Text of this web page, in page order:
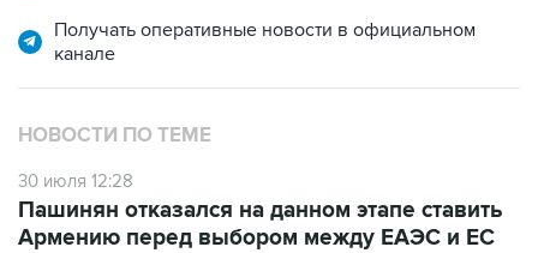
Получать оперативные новости в официальном
канале
НОВОСТИ ПО ТЕМЕ
30 июля 12:28
Пашинян отказался на данном этапе ставить
Армению перед выбором между ЕАЭС и ЕС